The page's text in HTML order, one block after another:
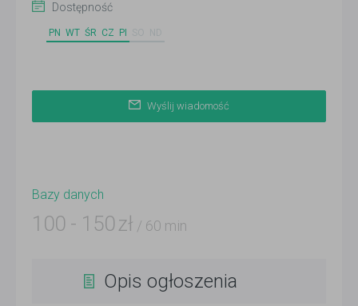
Dostępność
PN WT ŚR CZ PI
Wyślij wiadomość
Bazy danych
100 - 150 zł / 60 min
Opis ogłoszenia